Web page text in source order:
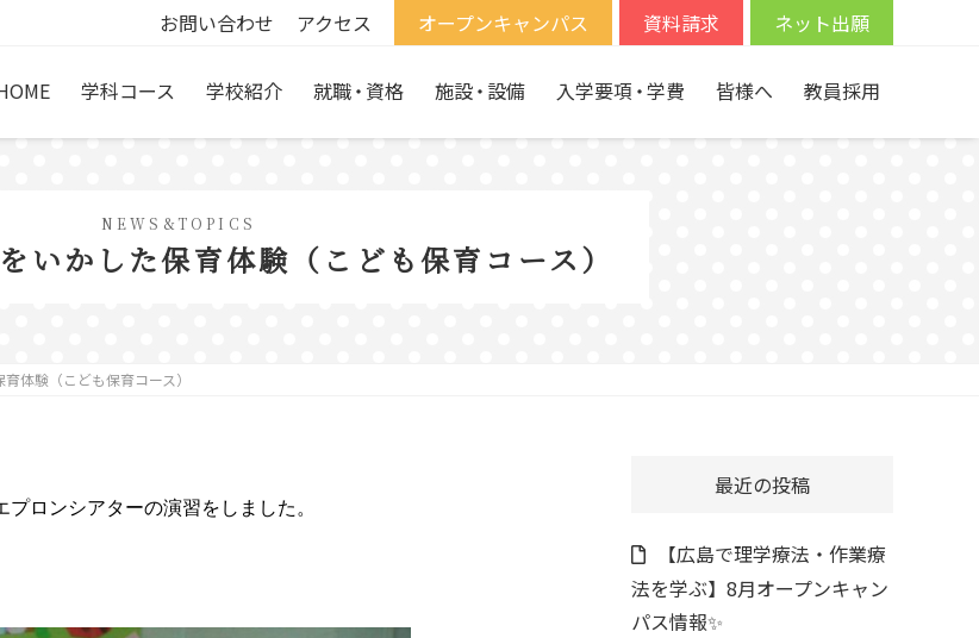
お問い合わせ アクセス オープンキャンパス 資料請求 ネット出願
学科コース 学校紹介 就職・ 資格 施設・ 設備 入学要項・学費 皆様へ 教員採用
NEWS&TOPICS
いかした保育体験（こども保育コース）
体験（こども保育コース）
ロンシアターの演習をしました。
最近の投稿
【広島で理学療法・作業療
法を学ぶ】8月オープンキャン
パス情報✨